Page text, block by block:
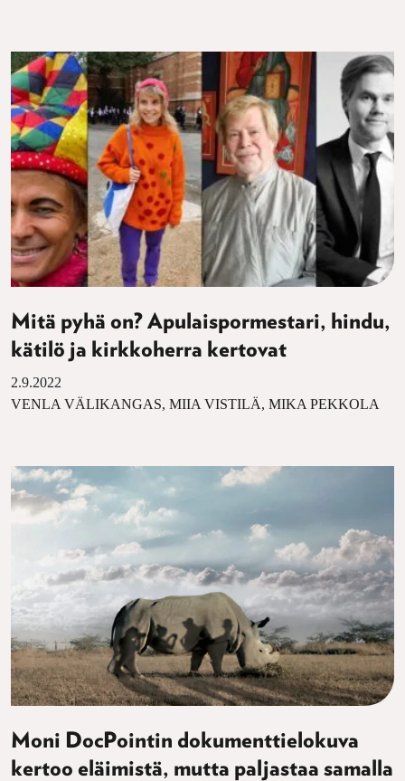
Mitä pyhä on? Apulaispormestari, hindu,
kätilö ja kirkkoherra kertovat
2.9.2022
VENLA VÄLIKANGAS, MIIA VISTILÄ, MIKA PEKKOLA
Moni DocPointin dokumenttielokuva
kertoo eläimistä, mutta paljastaa samalla